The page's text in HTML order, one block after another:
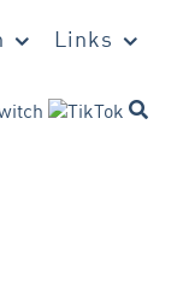
Links